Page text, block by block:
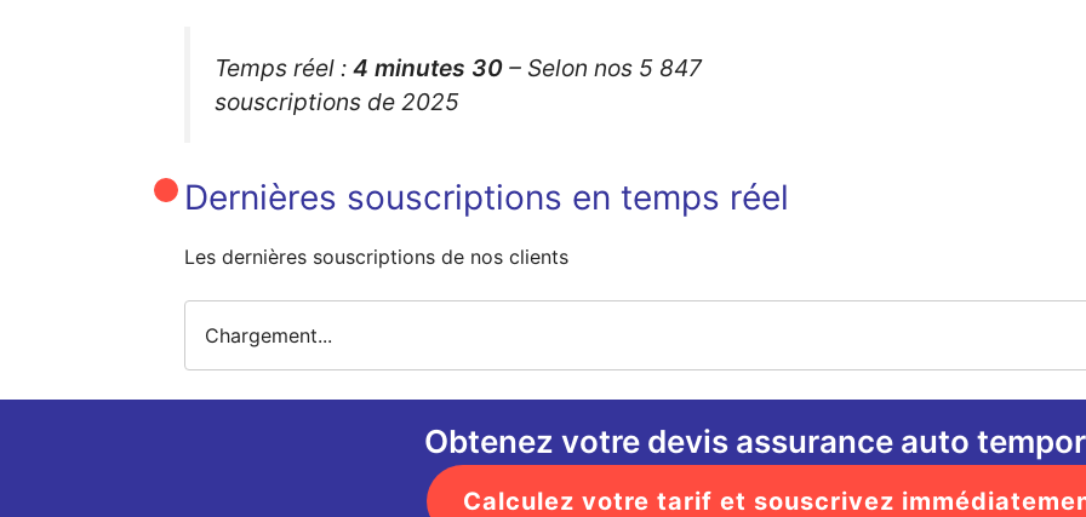
Temps réel : 4 minutes 30 – Selon nos 5 847
souscriptions de 2025
Dernières souscriptions en temps réel
Les dernières souscriptions de nos clients
Chargement...
Obtenez votre devis assurance auto
Calculez votre tarif et souscrivez